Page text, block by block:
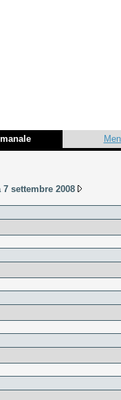
settembre 2008